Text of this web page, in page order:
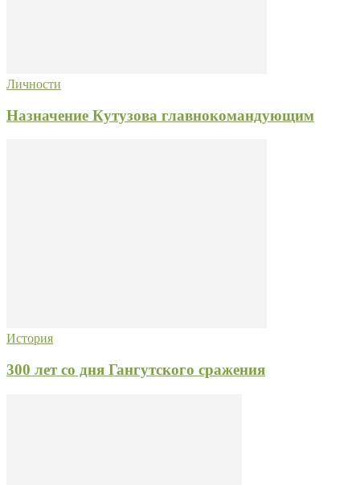
Личности
Назначение Кутузова главнокомандующим
История
300 лет со дня Гангутского сражения